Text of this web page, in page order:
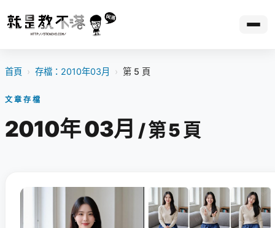
首頁 › 存檔：2010年03月 › 第 5 頁
文章存檔
2010年 03月 / 第 5 頁